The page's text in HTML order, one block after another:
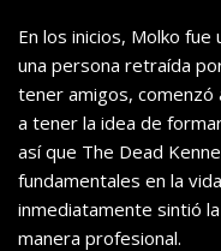
En los inicios, Molko
una persona retraída
tener amigos, comenzó
a tener la idea de
así que The Dead
fundamentales en la
inmediatamente sintió
manera profesional.